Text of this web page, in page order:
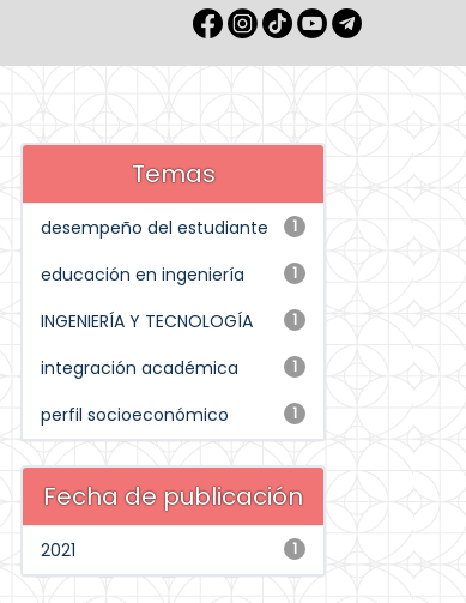
Temas
1
desempeño del estudiante
1
educación en ingeniería
1
INGENIERÍA Y TECNOLOGÍA
1
integración académica
1
perfil socioeconómico
Fecha de publicación
1
2021